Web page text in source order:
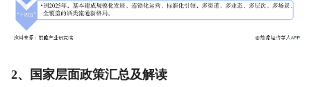
2、国家层面政策汇总及解读